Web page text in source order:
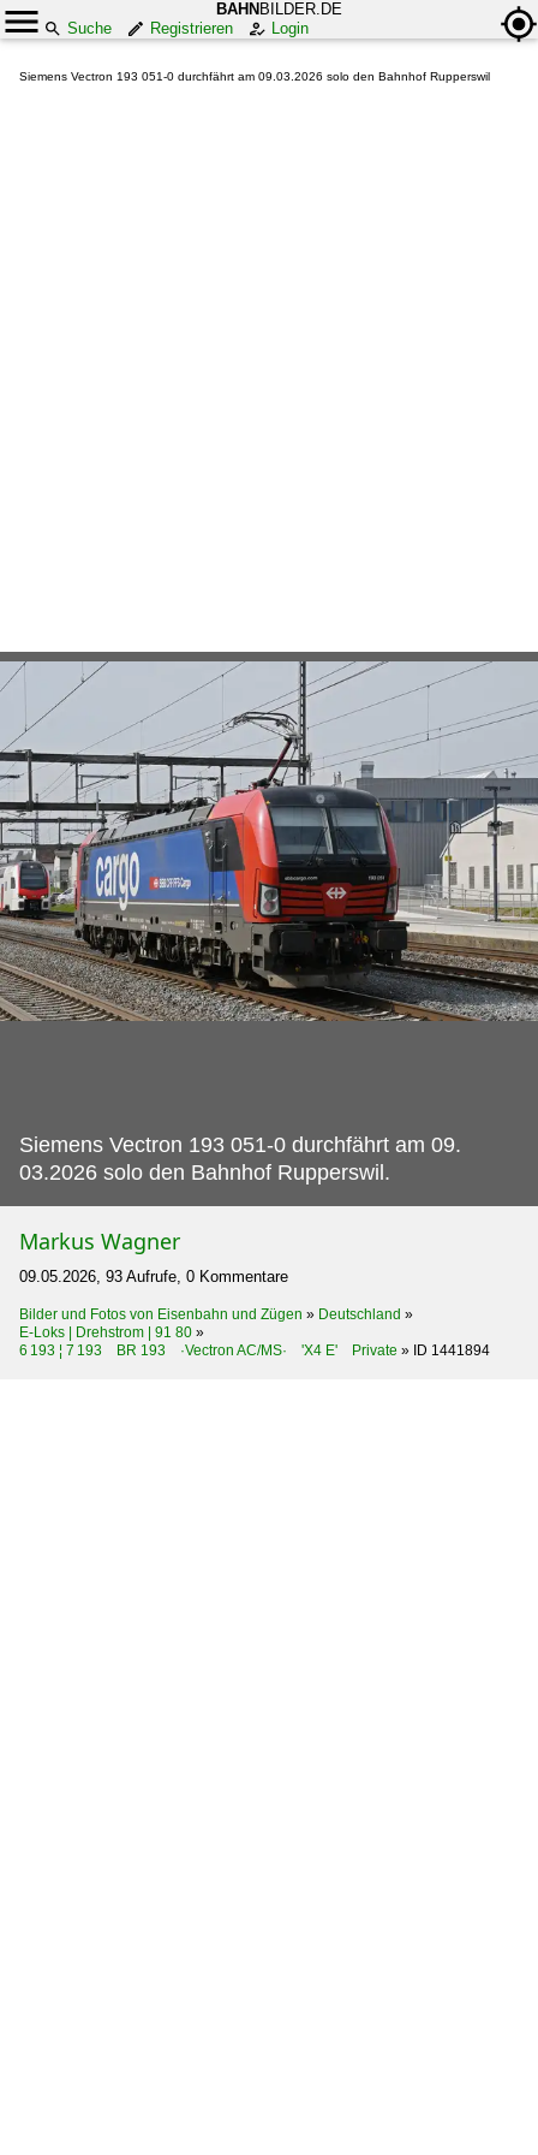
BAHN BILDER.DE
Suche
Registrieren Login
Siemens Vectron 193 051-0 durchfährt am 09.03.2026 solo den Bahnhof Rupperswil
Siemens Vectron 193 051-0 durchfährt am 09.
03.2026 solo den Bahnhof Rupperswil.
Markus Wagner
09.05.2026, 93 Aufrufe, 0 Kommentare
Bilder und Fotos von Eisenbahn und Zügen » Deutschland »
E-Loks | Drehstrom | 91 80 »
6 193 ¦ 7 193 BR 193 ·Vectron AC/MS· 'X4 E' Private » ID 1441894